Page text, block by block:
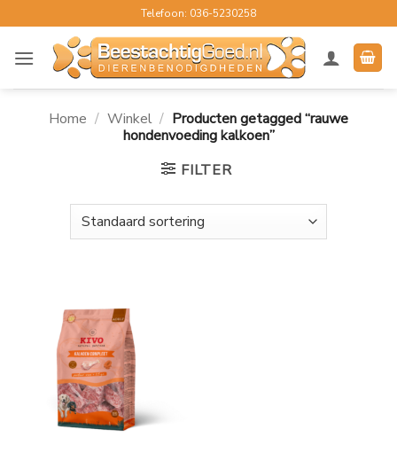
naar
inhoud
Telefoon: 036-5230258
Home / Winkel / Producten getagged “rauwe
hondenvoeding kalkoen”
FILTER